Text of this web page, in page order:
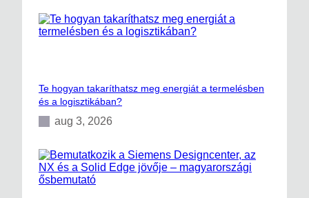
Te hogyan takaríthatsz meg energiát a termelésben
és a logisztikában?
aug 3, 2026